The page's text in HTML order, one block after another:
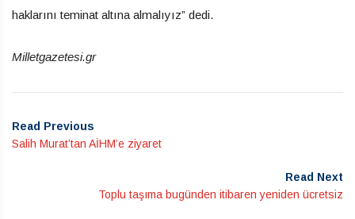
haklarını teminat altına almalıyız” dedi.
Milletgazetesi.gr
Read Previous
Salih Murat’tan AİHM’e ziyaret
Read Next
Toplu taşıma bugünden itibaren yeniden ücretsiz